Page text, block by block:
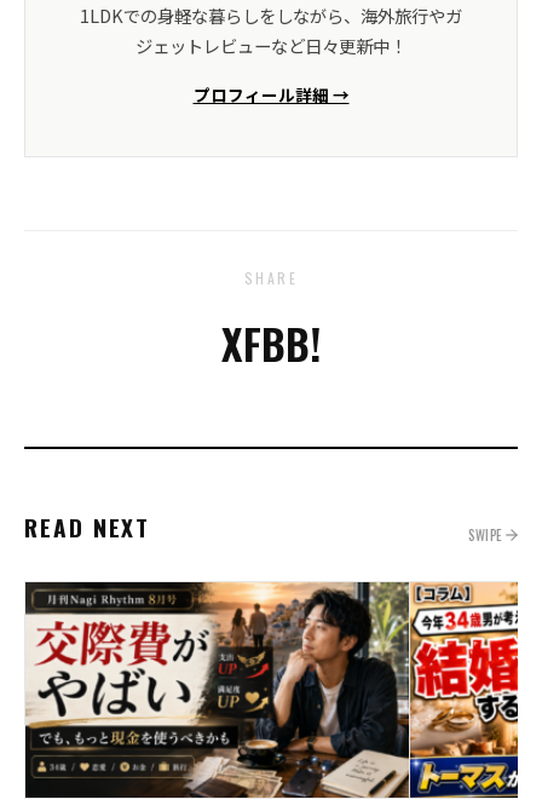
1LDKでの身軽な暮らしをしながら、海外旅行やガ
ジェットレビューなど日々更新中！
プロフィール詳細 →
SHARE
XFBB!
READ NEXT SWIPE